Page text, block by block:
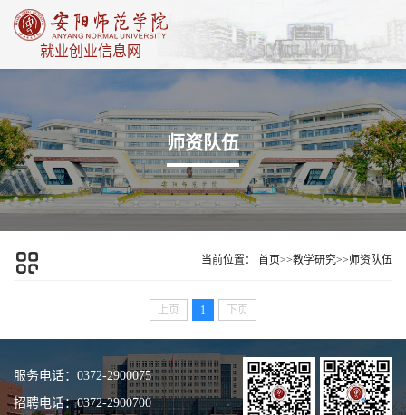
就业创业信息网
师资队伍
当前位置： 首页>>教学研究>>师资队伍
上页 1 下页
服务电话：0372-2900075
招聘电话：0372-2900700